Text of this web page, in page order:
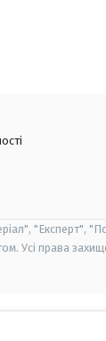
"Експерт",
Усі права